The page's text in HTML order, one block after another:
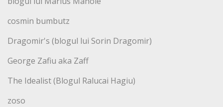
cosmin bumbutz
Dragomir's (blogul lui Sorin Dragomir)
George Zafiu aka Zaff
The Idealist (Blogul Ralucai Hagiu)
zoso